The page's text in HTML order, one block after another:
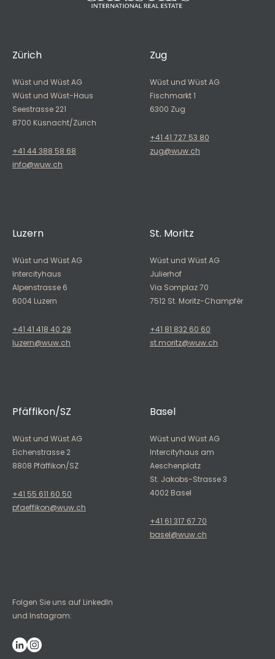
Zürich
Wüst und Wüst AG
Wüst und Wüst-Haus
Seestrasse 221
8700 Küsnacht/Zürich
+41 44 388 58 68
info@wuw.ch
Zug
Wüst und Wüst AG
Fischmarkt 1
6300 Zug
+41 41 727 53 80
zug@wuw.ch
Luzern
Wüst und Wüst AG
Intercityhaus
Alpenstrasse 6
6004 Luzern
+41 41 418 40 29
luzern@wuw.ch
St. Moritz
Wüst und Wüst AG
Julierhof
Via Somplaz 70
7512 St. Moritz-Champfèr
+41 81 832 60 60
st.moritz@wuw.ch
Pfäffikon/SZ
Wüst und Wüst AG
Eichenstrasse 2
8808 Pfäffikon/SZ
+41 55 611 60 50
pfaeffikon@wuw.ch
Basel
Wüst und Wüst AG
Intercityhaus am
Aeschenplatz
St. Jakobs-Strasse 3
4002 Basel
+41 61 317 67 70
basel@wuw.ch
Folgen Sie uns auf LinkedIn
und Instagram: